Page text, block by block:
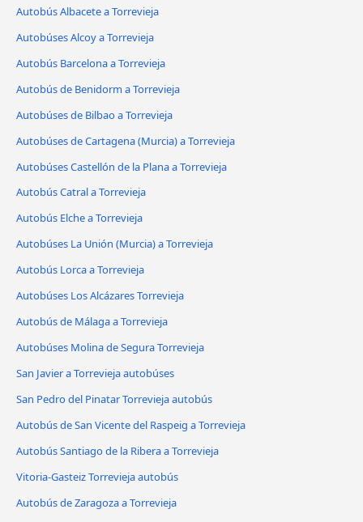
Autobús Albacete a Torrevieja
Autobúses Alcoy a Torrevieja
Autobús Barcelona a Torrevieja
Autobús de Benidorm a Torrevieja
Autobúses de Bilbao a Torrevieja
Autobúses de Cartagena (Murcia) a Torrevieja
Autobúses Castellón de la Plana a Torrevieja
Autobús Catral a Torrevieja
Autobús Elche a Torrevieja
Autobúses La Unión (Murcia) a Torrevieja
Autobús Lorca a Torrevieja
Autobúses Los Alcázares Torrevieja
Autobús de Málaga a Torrevieja
Autobúses Molina de Segura Torrevieja
San Javier a Torrevieja autobúses
San Pedro del Pinatar Torrevieja autobús
Autobús de San Vicente del Raspeig a Torrevieja
Autobús Santiago de la Ribera a Torrevieja
Vitoria-Gasteiz Torrevieja autobús
Autobús de Zaragoza a Torrevieja